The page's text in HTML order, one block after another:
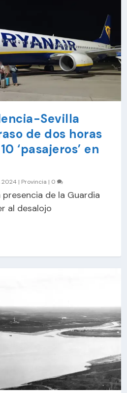
Sevilla
de dos horas
‘pasajeros’ en
2024 | Provincia | 0
de la Guardia
al desalojo